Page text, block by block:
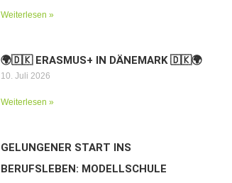
Weiterlesen »
🌍🇩🇰 ERASMUS+ IN DÄNEMARK 🇩🇰🌍
10. Juli 2026
Weiterlesen »
GELUNGENER START INS
BERUFSLEBEN: MODELLSCHULE